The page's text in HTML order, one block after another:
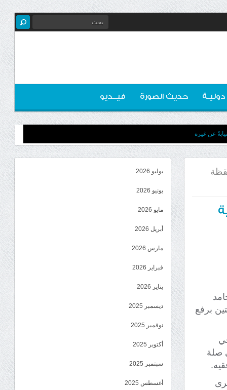
دوليـة حديث الصورة فيــديو
عن غيره
برفع
صلة
يوليو 2026
يونيو 2026
مايو 2026
أبريل 2026
مارس 2026
فبراير 2026
يناير 2026
ديسمبر 2025
نوفمبر 2025
أكتوبر 2025
سبتمبر 2025
أغسطس 2025